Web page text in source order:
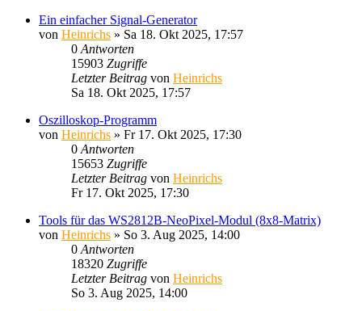
Ein einfacher Signal-Generator
von Heinrichs » Sa 18. Okt 2025, 17:57
0 Antworten
15903 Zugriffe
Letzter Beitrag von Heinrichs
Sa 18. Okt 2025, 17:57
Oszilloskop-Programm
von Heinrichs » Fr 17. Okt 2025, 17:30
0 Antworten
15653 Zugriffe
Letzter Beitrag von Heinrichs
Fr 17. Okt 2025, 17:30
Tools für das WS2812B-NeoPixel-Modul (8x8-Matrix)
von Heinrichs » So 3. Aug 2025, 14:00
0 Antworten
18320 Zugriffe
Letzter Beitrag von Heinrichs
So 3. Aug 2025, 14:00